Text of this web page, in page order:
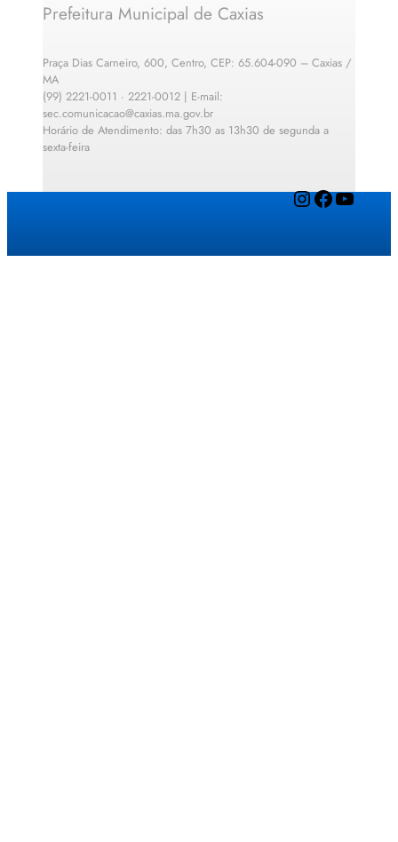
Prefeitura Municipal de Caxias
Praça Dias Carneiro, 600, Centro, CEP: 65.604-090 – Caxias /
MA
(99) 2221-0011 · 2221-0012 | E-mail:
sec.comunicacao@caxias.ma.gov.br
Horário de Atendimento: das 7h30 as 13h30 de segunda a
sexta-feira
InstagramFacebook YouTube